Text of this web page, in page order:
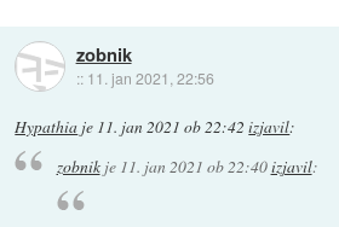
zobnik
:: 11. jan 2021, 22:56
Hypathia je 11. jan 2021 ob 22:42 izjavil:
zobnikje 11. jan 2021 ob 22:40izjavil: